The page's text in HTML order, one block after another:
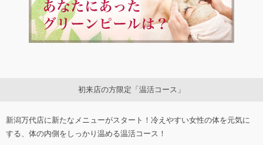
初来店の方限定「温活コース」
新潟万代店に新たなメニューがスタート！冷えやすい女性の体を元気に
する、体の内側をしっかり温める温活コース！